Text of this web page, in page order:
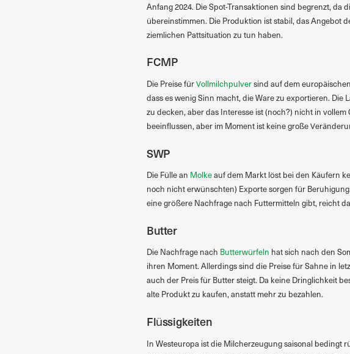
Anfang 2024. Die Spot-Transaktionen sind begrenzt, da
übereinstimmen. Die Produktion ist stabil, das Angebot
ziemlichen Pattsituation zu tun haben.
FCMP
Die Preise fürVollmilchpulversind auf dem
dass es wenig Sinn macht, die Ware zu exportieren.
zu decken, aber das Interesse ist (noch?) nicht in
beeinflussen, aber im Moment ist keine große
SWP
Die Fülle an Molkeauf dem Markt löst bei den Käufern
noch nicht erwünschten) Exporte sorgen für
eine größere Nachfrage nach Futtermitteln gibt, reicht
Butter
Die Nachfrage nach Butterwürfeln hat sich nach den
ihren Moment. Allerdings sind die Preise für Sahne in
auch der Preis für Butter steigt. Da keine Dringlichkeit
alte Produkt zu kaufen, anstatt mehr zu bezahlen.
Flüssigkeiten
In Westeuropa ist die Milcherzeugung saisonal bedingt